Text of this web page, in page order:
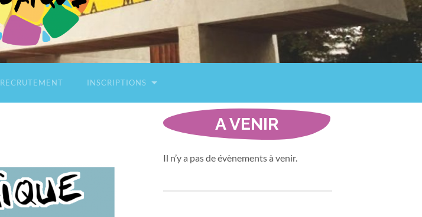
Association
MJC
RECRUTEMENT INSCRIPTIONS
A VENIR
Il n’y a pas de évènements à venir.